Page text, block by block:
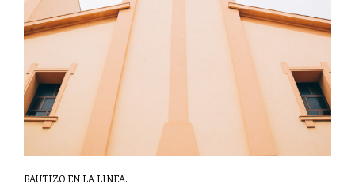
BAUTIZO EN LA LINEA.